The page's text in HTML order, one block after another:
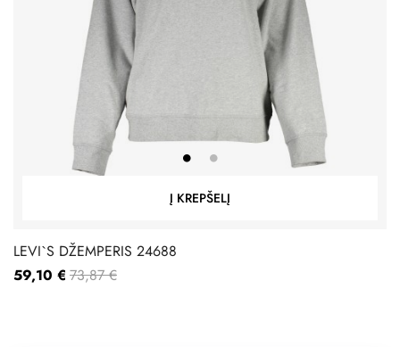
Į KREPŠELĮ
LEVI`S DŽEMPERIS 24688
59,10 € 73,87 €